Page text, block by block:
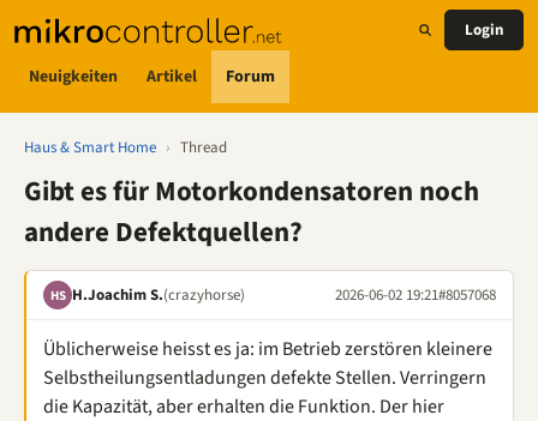
Neuigkeiten Artikel Forum
Login
Haus & Smart Home › Thread
Gibt es für Motorkondensatoren noch
andere Defektquellen?
HS H.Joachim S.(crazyhorse) 2026-06-02 19:21#8057068
Üblicherweise heisst es ja: im Betrieb zerstören kleinere
Selbstheilungsentladungen defekte Stellen. Verringern
die Kapazität, aber erhalten die Funktion. Der hier